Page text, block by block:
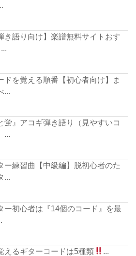
き語り向け】楽譜無料サイトおす
ドを覚える順番【初心者向け】ま
蛍』アコギ弾き語り（見やすいコ
...
ー練習曲【中級編】脱初心者のた
...
ー初心者は『14個のコード』を最
えるギターコードは5種類 ...